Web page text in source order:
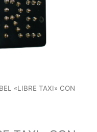
«LIBRE TAXI» CON